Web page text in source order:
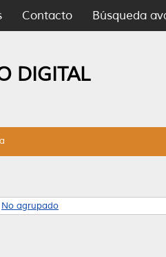
Contacto Búsqueda
DIGITAL
No agrupado